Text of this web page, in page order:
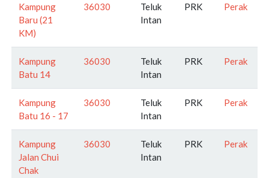
Kampung
Baru (21
KM)
36030
Teluk
Intan
PRK Perak
Kampung
Batu 14
36030
Teluk
Intan
PRK Perak
Kampung
Batu 16 - 17
36030
Teluk
Intan
PRK Perak
Kampung
Jalan Chui
Chak
36030
Teluk
Intan
PRK Perak